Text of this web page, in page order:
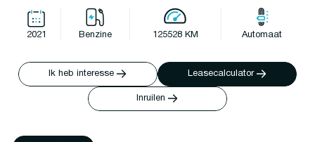
2021 Benzine 125528 KM Automaat
Ik heb interesse Leasecalculator
Inruilen